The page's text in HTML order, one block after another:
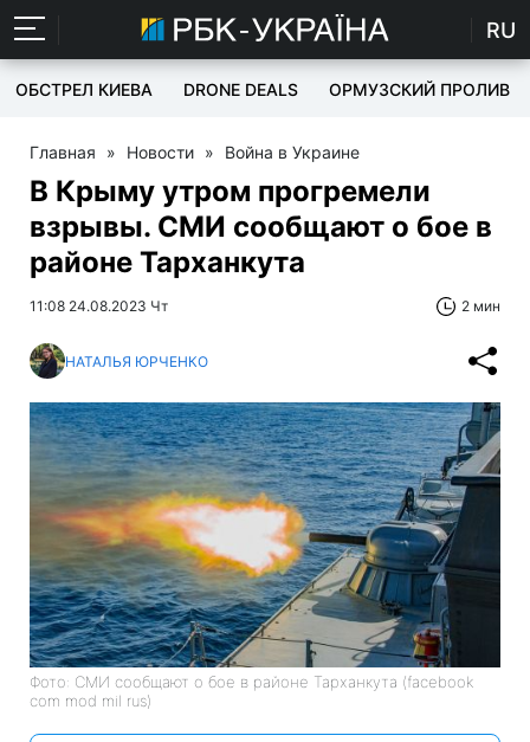
RU
ОБСТРЕЛ КИЕВА DRONE DEALS ОРМУЗСКИЙ ПРОЛИВ
Главная » Новости » Война в Украине
В Крыму утром прогремели
взрывы. СМИ сообщают о бое в
районе Тарханкута
11:08 24.08.2023 Чт 2 мин
НАТАЛЬЯ ЮРЧЕНКО
Фото: СМИ сообщают о бое в районе Тарханкута (facebook
com mod mil rus)